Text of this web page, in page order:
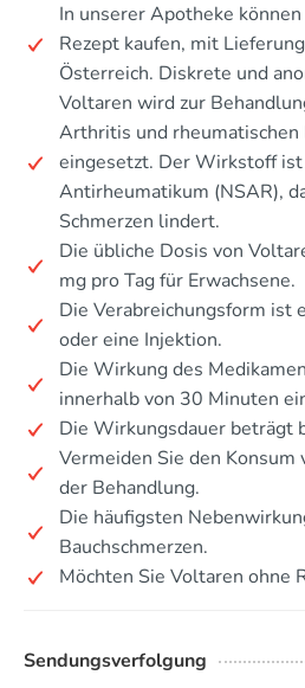
In unserer Apotheke
Rezept kaufen, mit
Österreich. Diskrete und
Voltaren wird zur
Arthritis und rheumatischen
eingesetzt. Der Wirkstoff
Antirheumatikum (NSAR),
Schmerzen lindert.
Die übliche Dosis von
mg pro Tag für Erwachsene.
Die Verabreichungsform ist
oder eine Injektion.
Die Wirkung des
innerhalb von 30 Minuten
Die Wirkungsdauer beträgt
Vermeiden Sie den
der Behandlung.
Die häufigsten
Bauchschmerzen.
Möchten Sie Voltaren ohne
Sendungsverfolgung